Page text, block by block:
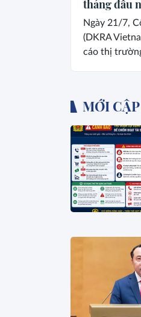
tháng đầu
Ngày 21/7,
(DKRA
cáo thị
MỚI